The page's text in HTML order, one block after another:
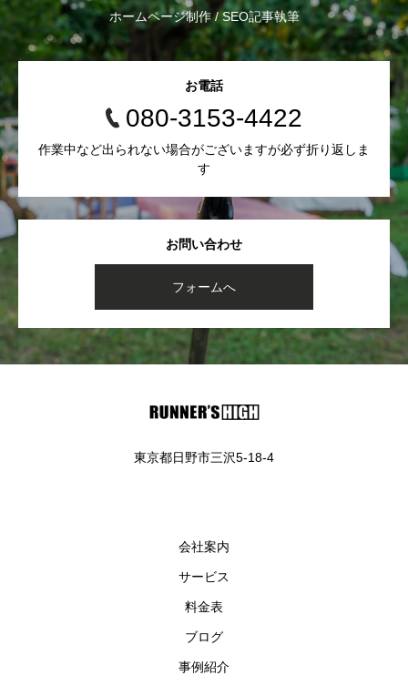
ホームページ制作 / SEO記事執筆
お問い合わせ
フォームへ
お電話
080-3153-4422
作業中など出られない場合がございますが必ず折り返しま
す
東京都日野市三沢5-18-4
会社案内
サービス
料金表
ブログ
事例紹介